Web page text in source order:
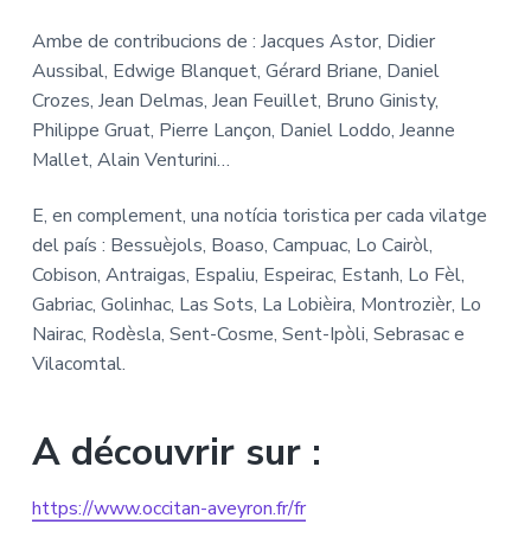
Ambe de contribucions de : Jacques Astor, Didier
Aussibal, Edwige Blanquet, Gérard Briane, Daniel
Crozes, Jean Delmas, Jean Feuillet, Bruno Ginisty,
Philippe Gruat, Pierre Lançon, Daniel Loddo, Jeanne
Mallet, Alain Venturini…
E, en complement, una notícia toristica per cada vilatge
del país : Bessuèjols, Boaso, Campuac, Lo Cairòl,
Cobison, Antraigas, Espaliu, Espeirac, Estanh, Lo Fèl,
Gabriac, Golinhac, Las Sots, La Lobièira, Montrozièr, Lo
Nairac, Rodèsla, Sent-Cosme, Sent-Ipòli, Sebrasac e
Vilacomtal.
A découvrir sur :
https://www.occitan-aveyron.fr/fr